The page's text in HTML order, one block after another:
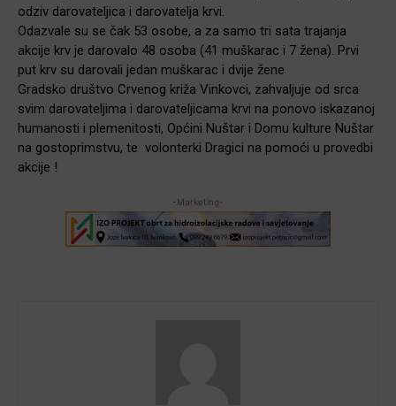
odziv darovateljica i darovatelja krvi.
Odazvale su se čak 53 osobe, a za samo tri sata trajanja
akcije krv je darovalo 48 osoba (41 muškarac i 7 žena). Prvi
put krv su darovali jedan muškarac i dvije žene
Gradsko društvo Crvenog križa Vinkovci, zahvaljuje od srca
svim darovateljima i darovateljicama krvi na ponovo iskazanoj
humanosti i plemenitosti, Općini Nuštar i Domu kulture Nuštar
na gostoprimstvu, te volonterki Dragici na pomoći u provedbi
akcije !
-Marketing-